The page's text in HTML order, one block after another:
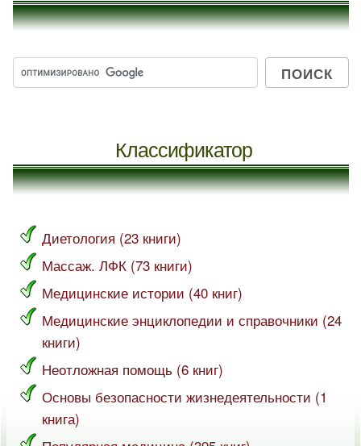
Классификатор
Диетология (23 книги)
Массаж. ЛФК (73 книги)
Медицинские истории (40 книг)
Медицинские энциклопедии и справочники (24
книги)
Неотложная помощь (6 книг)
Основы безопасности жизнедеятельности (1
книга)